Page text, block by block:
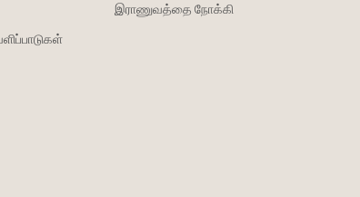
இராணுவத்தை நோக்கி